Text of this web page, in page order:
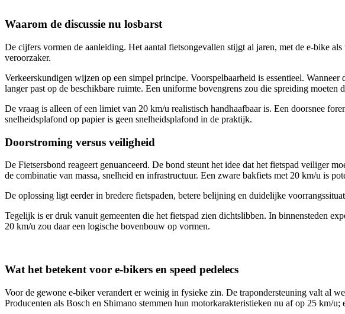
Waarom de discussie nu losbarst
De cijfers vormen de aanleiding. Het aantal fietsongevallen stijgt al jaren, met de e-bike
veroorzaker.
Verkeerskundigen wijzen op een simpel principe. Voorspelbaarheid is essentieel.
langer past op de beschikbare ruimte. Een uniforme bovengrens zou die spreiding moeten
De vraag is alleen of een limiet van 20 km/u realistisch handhaafbaar is. Een doorsnee
snelheidsplafond op papier is geen snelheidsplafond in de praktijk.
Doorstroming versus veiligheid
De Fietsersbond reageert genuanceerd. De bond steunt het idee dat het fietspad veiliger
de combinatie van massa, snelheid en infrastructuur. Een zware bakfiets met 20 km/u is
De oplossing ligt eerder in bredere fietspaden, betere belijning en duidelijke
Tegelijk is er druk vanuit gemeenten die het fietspad zien dichtslibben. In binnensteden
20 km/u zou daar een logische bovenbouw op vormen.
Wat het betekent voor e-bikers en speed pedelecs
Voor de gewone e-biker verandert er weinig in fysieke zin. De trapondersteuning valt al
Producenten als Bosch en Shimano stemmen hun motorkarakteristieken nu af op 25 km/